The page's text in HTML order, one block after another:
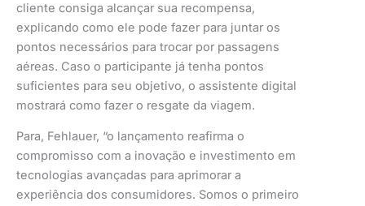
cliente consiga alcançar sua recompensa,
explicando como ele pode fazer para juntar os
pontos necessários para trocar por passagens
aéreas. Caso o participante já tenha pontos
suficientes para seu objetivo, o assistente digital
mostrará como fazer o resgate da viagem.
Para, Fehlauer, “o lançamento reafirma o
compromisso com a inovação e investimento em
tecnologias avançadas para aprimorar a
experiência dos consumidores. Somos o primeiro